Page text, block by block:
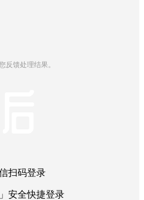
反馈处理结果。
扫码登录
安全快捷登录